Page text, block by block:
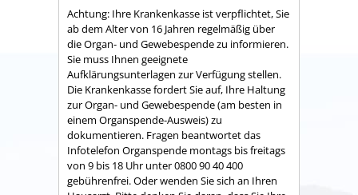
Achtung: Ihre Krankenkasse ist verpflichtet, Sie
ab dem Alter von 16 Jahren regelmäßig über
die Organ- und Gewebespende zu informieren.
Sie muss Ihnen geeignete
Aufklärungsunterlagen zur Verfügung stellen.
Die Krankenkasse fordert Sie auf, Ihre Haltung
zur Organ- und Gewebespende (am besten in
einem Organspende-Ausweis) zu
dokumentieren. Fragen beantwortet das
Infotelefon Organspende montags bis freitags
von 9 bis 18 Uhr unter 0800 90 40 400
gebührenfrei. Oder wenden Sie sich an Ihren